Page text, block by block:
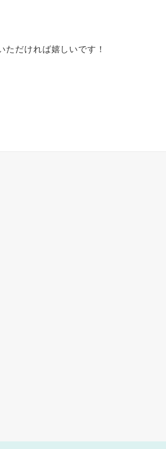
だければ嬉しいです！